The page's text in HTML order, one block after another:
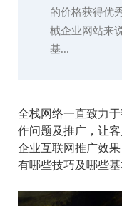
的价格获得优
械企业网站来
基...
全栈网络一直致力
作问题及推广，让
企业互联网推广效
有哪些技巧及哪些